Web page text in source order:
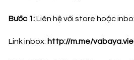
Bước 1:Liên hệ với store hoặc
Link inbox: http://m.me/